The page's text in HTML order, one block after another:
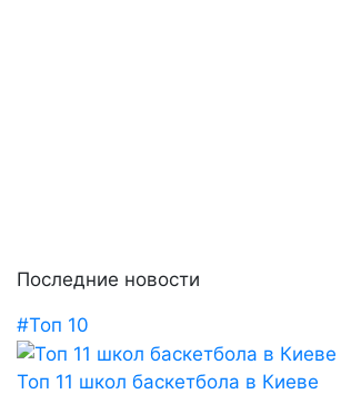
Последние новости
#Топ 10
Топ 11 школ баскетбола в Киеве